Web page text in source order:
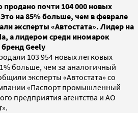
почти 104 000 новых
на 85% больше, чем в феврале
эксперты «Автостата». Лидер на
а лидером среди иномарок
Geely
103 954 новых легковых
больше, чем за аналогичный
эксперты «Автостата» со
«Паспорт промышленный
предприятия агентства и АО